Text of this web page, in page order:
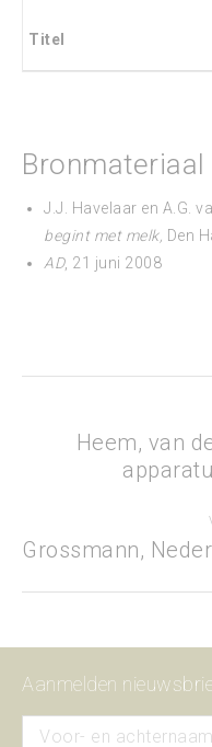
Titel
Bronmateriaal
J.J. Havelaar en A.G.
begint met melk, Den
AD, 21 juni 2008
navigation
Heem, van
Grossmann,
Aanmelden